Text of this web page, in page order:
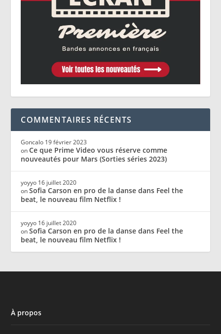
COMMENTAIRES RÉCENTS
Goncalo 19 février 2023
onCe que Prime Video vous réserve comme
nouveautés pour Mars (Sorties séries 2023)
yoyyo 16 juillet 2020
onSofia Carson en pro de la danse dans Feel the
beat, le nouveau film Netflix !
yoyyo 16 juillet 2020
onSofia Carson en pro de la danse dans Feel the
beat, le nouveau film Netflix !
À propos